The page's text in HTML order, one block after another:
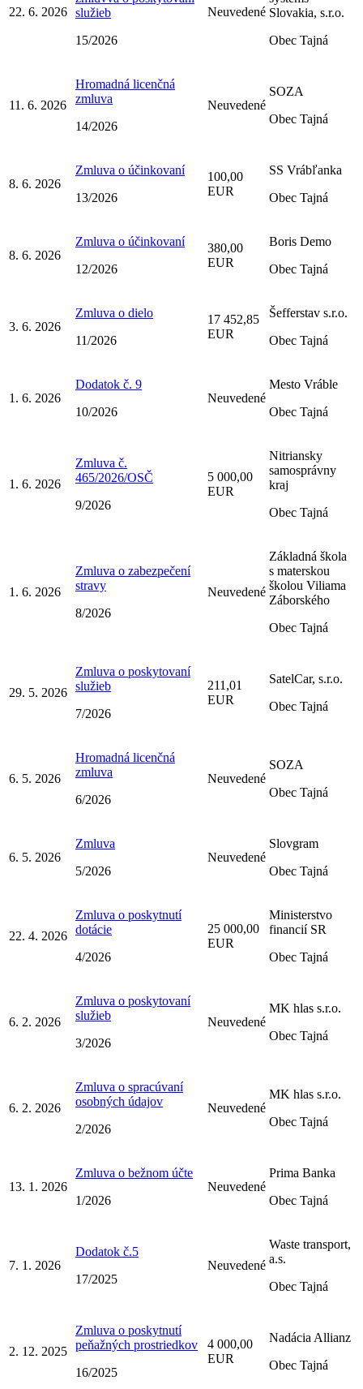
22. 6. 2026 služieb
15/2026
Neuvedené Slovakia, s.r.o.
Obec Tajná
11. 6. 2026
Hromadná licenčná
zmluva
14/2026
Neuvedené
SOZA
Obec Tajná
8. 6. 2026
Zmluva o účinkovaní
13/2026
100,00
EUR
SS Vrábľanka
Obec Tajná
8. 6. 2026
Zmluva o účinkovaní
12/2026
380,00
EUR
Boris Demo
Obec Tajná
3. 6. 2026
Zmluva o dielo
11/2026
17 452,85
EUR
Šefferstav s.r.o.
Obec Tajná
1. 6. 2026
Dodatok č. 9
10/2026
Neuvedené
Mesto Vráble
Obec Tajná
1. 6. 2026
Zmluva č.
465/2026/OSČ
9/2026
5 000,00
EUR
Nitriansky
samosprávny
kraj
Obec Tajná
1. 6. 2026
Zmluva o zabezpečení
stravy
8/2026
Neuvedené
Základná škola
s materskou
školou Viliama
Záborského
Obec Tajná
29. 5. 2026
Zmluva o poskytovaní
služieb
7/2026
211,01
EUR
SatelCar, s.r.o.
Obec Tajná
6. 5. 2026
Hromadná licenčná
zmluva
6/2026
Neuvedené
SOZA
Obec Tajná
6. 5. 2026
Zmluva
5/2026
Neuvedené
Slovgram
Obec Tajná
22. 4. 2026
Zmluva o poskytnutí
dotácie
4/2026
25 000,00
EUR
Ministerstvo
financií SR
Obec Tajná
6. 2. 2026
Zmluva o poskytovaní
služieb
3/2026
Neuvedené
MK hlas s.r.o.
Obec Tajná
6. 2. 2026
Zmluva o spracúvaní
osobných údajov
2/2026
Neuvedené
MK hlas s.r.o.
Obec Tajná
13. 1. 2026
Zmluva o bežnom účte
1/2026
Neuvedené
Prima Banka
Obec Tajná
7. 1. 2026
Dodatok č.5
17/2025
Neuvedené
Waste transport,
a.s.
Obec Tajná
2. 12. 2025
Zmluva o poskytnutí
peňažných prostriedkov
16/2025
4 000,00
EUR
Nadácia Allianz
Obec Tajná